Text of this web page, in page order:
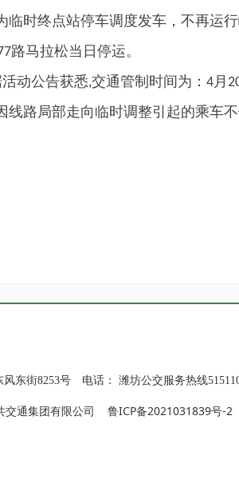
临时终点站停车调度发车，不再运
路马拉松当日停运。
动公告获悉,交通管制时间为： 4月
线路局部走向临时调整引起的乘车
东街8253号 电话： 潍坊公交服务热线
交通集团有限公司 鲁ICP备2021031839号-2